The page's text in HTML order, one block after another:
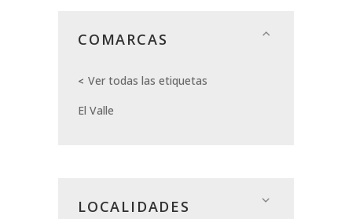
COMARCAS
Ver todas las etiquetas
El Valle
LOCALIDADES